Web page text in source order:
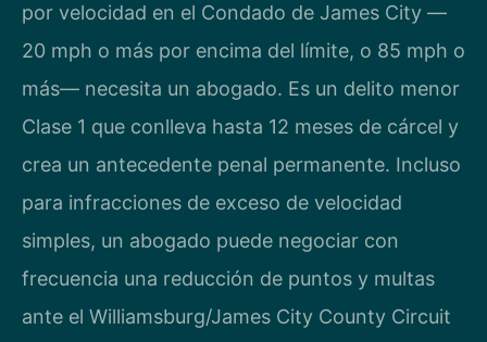
por velocidad en el Condado de James City —
20 mph o más por encima del límite, o 85 mph o
más— necesita un abogado. Es un delito menor
Clase 1 que conlleva hasta 12 meses de cárcel y
crea un antecedente penal permanente. Incluso
para infracciones de exceso de velocidad
simples, un abogado puede negociar con
frecuencia una reducción de puntos y multas
ante el Williamsburg/James City County Circuit